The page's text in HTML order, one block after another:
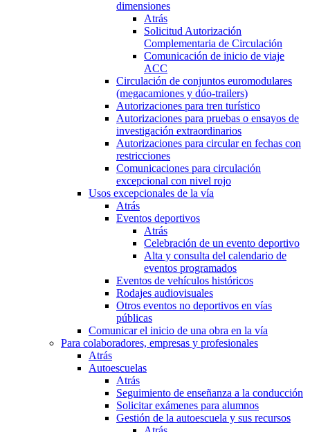
dimensiones
Atrás
Solicitud Autorización
Complementaria de Circulación
Comunicación de inicio de viaje
ACC
Circulación de conjuntos euromodulares
(megacamiones y dúo-trailers)
Autorizaciones para tren turístico
Autorizaciones para pruebas o ensayos de
investigación extraordinarios
Autorizaciones para circular en fechas con
restricciones
Comunicaciones para circulación
excepcional con nivel rojo
Usos excepcionales de la vía
Atrás
Eventos deportivos
Atrás
Celebración de un evento deportivo
Alta y consulta del calendario de
eventos programados
Eventos de vehículos históricos
Rodajes audiovisuales
Otros eventos no deportivos en vías
públicas
Comunicar el inicio de una obra en la vía
Para colaboradores, empresas y profesionales
Atrás
Autoescuelas
Atrás
Seguimiento de enseñanza a la conducción
Solicitar exámenes para alumnos
Gestión de la autoescuela y sus recursos